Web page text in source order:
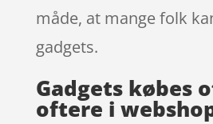
måde, at mange folk
gadgets.
Gadgets købes
oftere i